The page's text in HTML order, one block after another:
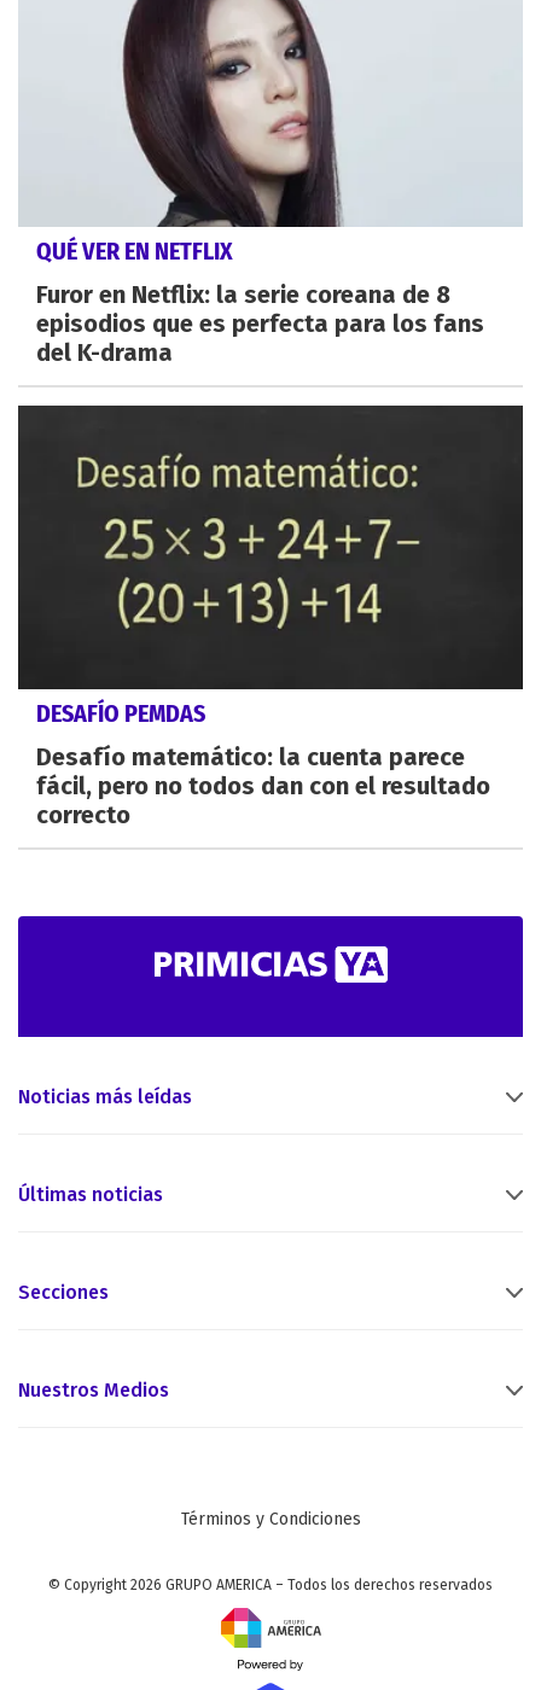
QUÉ VER EN NETFLIX
Furor en Netflix: la serie coreana de 8
episodios que es perfecta para los fans
del K-drama
DESAFÍO PEMDAS
Desafío matemático: la cuenta parece
fácil, pero no todos dan con el resultado
correcto
Noticias más leídas
Últimas noticias
Secciones
Nuestros Medios
Términos y Condiciones
© Copyright 2026 GRUPO AMERICA – Todos los derechos reservados